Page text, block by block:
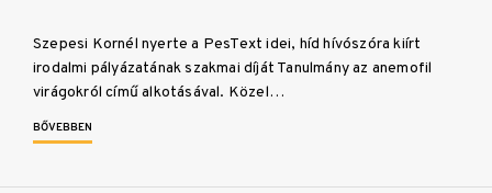
Szepesi Kornél nyerte a PesText idei, híd hívószóra kiírt
irodalmi pályázatának szakmai díját Tanulmány az anemofil
virágokról című alkotásával. Közel…
BŐVEBBEN